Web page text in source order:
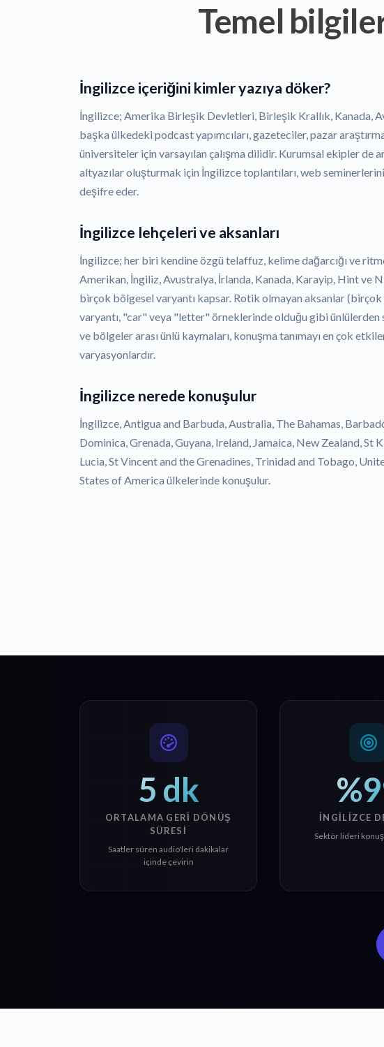
Temel
İngilizce içeriğini kimler yazıya döker?
İngilizce; Amerika Birleşik Devletleri, Birleşik Krallık, Kanada,
başka ülkedeki podcast yapımcıları, gazeteciler, pazar
üniversiteler için varsayılan çalışma dilidir. Kurumsal ekipler de
altyazılar oluşturmak için İngilizce toplantıları, web seminerlerini
deşifre eder.
İngilizce lehçeleri ve aksanları
İngilizce; her biri kendine özgü telaffuz, kelime dağarcığı ve
Amerikan, İngiliz, Avustralya, İrlanda, Kanada, Karayip, Hint ve
birçok bölgesel varyantı kapsar. Rotik olmayan aksanlar
varyantı, "car" veya "letter" örneklerinde olduğu gibi
ve bölgeler arası ünlü kaymaları, konuşma tanımayı en çok
varyasyonlardır.
İngilizce nerede konuşulur
İngilizce, Antigua and Barbuda, Australia, The Bahamas,
Dominica, Grenada, Guyana, Ireland, Jamaica, New Zealand, St
Lucia, St Vincent and the Grenadines, Trinidad and Tobago,
States of America ülkelerinde konuşulur.
5 dk
ORTALAMA GERI DÖNÜŞ
SÜRESI
Saatler süren audio'leri dakikalar
içinde çevirin
İNGILIZCE
Sektör lideri